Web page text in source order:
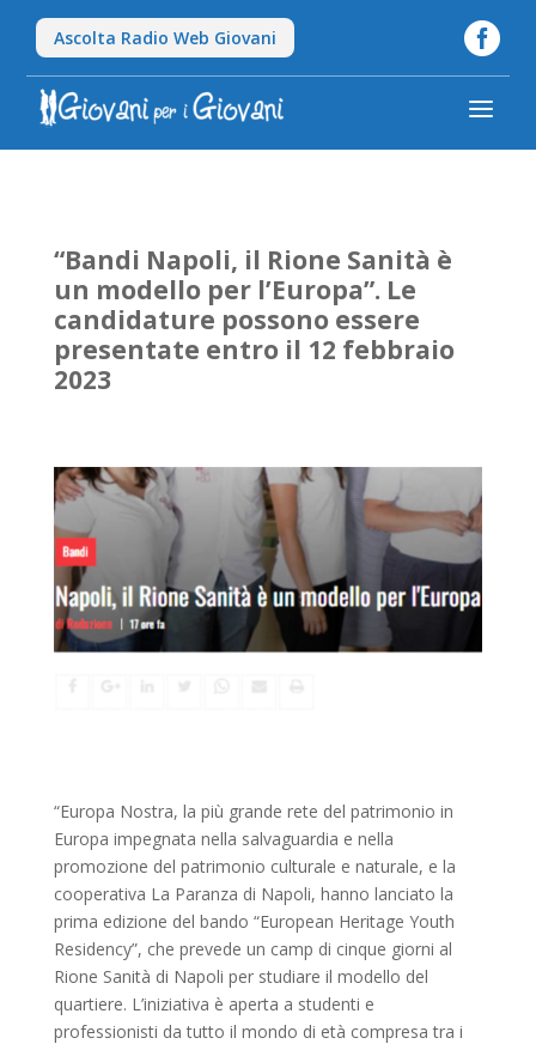
Ascolta Radio Web Giovani 
a
“Bandi Napoli, il Rione Sanità è
un modello per l’Europa”. Le
candidature possono essere
presentate entro il 12 febbraio
2023
“Europa Nostra, la più grande rete del patrimonio in
Europa impegnata nella salvaguardia e nella
promozione del patrimonio culturale e naturale, e la
cooperativa La Paranza di Napoli, hanno lanciato la
prima edizione del bando “European Heritage Youth
Residency”, che prevede un camp di cinque giorni al
Rione Sanità di Napoli per studiare il modello del
quartiere. L’iniziativa è aperta a studenti e
professionisti da tutto il mondo di età compresa tra i